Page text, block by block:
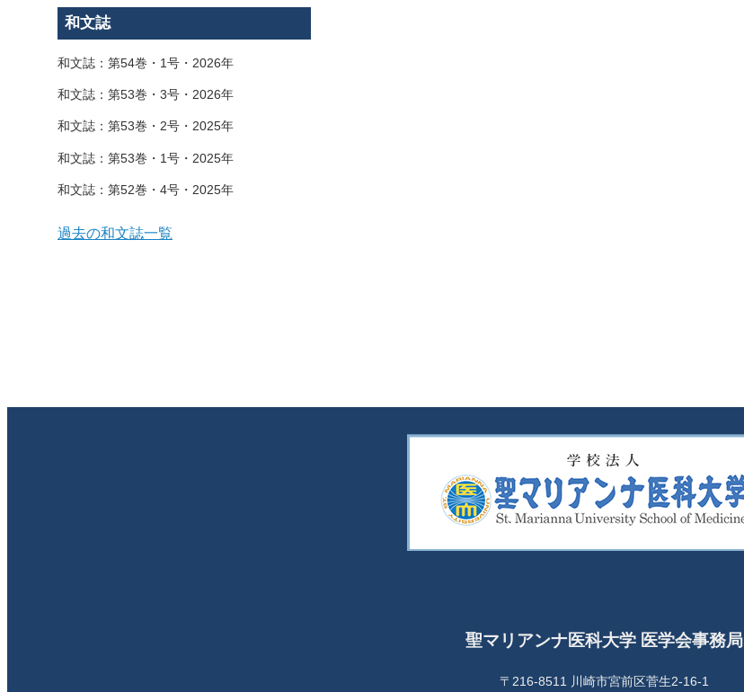
和文誌
和文誌：第54巻・1号・2026年
和文誌：第53巻・3号・2026年
和文誌：第53巻・2号・2025年
和文誌：第53巻・1号・2025年
和文誌：第52巻・4号・2025年
過去の和文誌一覧
聖マリアンナ医科大学 医学会事務局
〒216-8511 川崎市宮前区菅生2-16-1